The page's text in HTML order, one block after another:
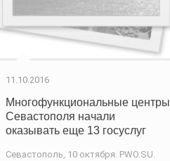
11.10.2016
Многофункциональные центры
Севастополя начали
оказывать еще 13 госуслуг
Севастополь, 10 октября. PWO.SU.